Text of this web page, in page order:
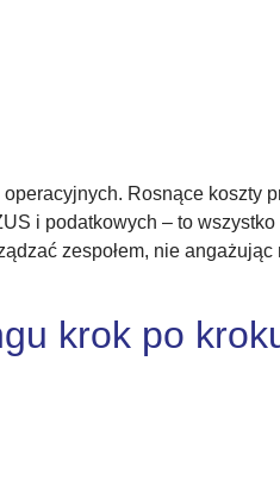
Rosnące koszty
i podatkowych – to wszystko
zespołem, nie
krok po